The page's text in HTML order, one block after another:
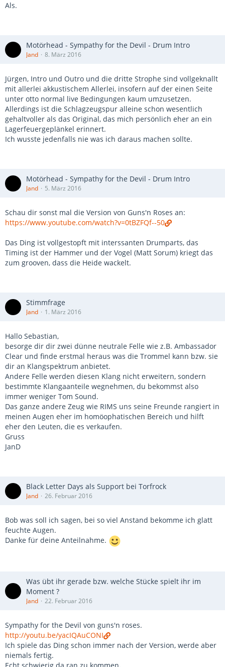
Als.
Motörhead - Sympathy for the Devil - Drum Intro
Jand 8. März 2016
Jürgen, Intro und Outro und die dritte Strophe sind vollgeknallt
mit allerlei akkustischem Allerlei, insofern auf der einen Seite
unter otto normal live Bedingungen kaum umzusetzen.
Allerdings ist die Schlagzeugspur alleine schon wesentlich
gehaltvoller als das Original, das mich persönlich eher an ein
Lagerfeuergeplänkel erinnert.
Ich wusste jedenfalls nie was ich daraus machen sollte.
Motörhead - Sympathy for the Devil - Drum Intro
Jand 5. März 2016
Schau dir sonst mal die Version von Guns'n Roses an:
https://www.youtube.com/watch?v=0tBZFQf--50
Das Ding ist vollgestopft mit interssanten Drumparts, das
Timing ist der Hammer und der Vogel (Matt Sorum) kriegt das
zum grooven, dass die Heide wackelt.
Stimmfrage
Jand 1. März 2016
Hallo Sebastian,
besorge dir dir zwei dünne neutrale Felle wie z.B. Ambassador
Clear und finde erstmal heraus was die Trommel kann bzw. sie
dir an Klangspektrum anbietet.
Andere Felle werden diesen Klang nicht erweitern, sondern
bestimmte Klangaanteile wegnehmen, du bekommst also
immer weniger Tom Sound.
Das ganze andere Zeug wie RIMS uns seine Freunde rangiert in
meinen Augen eher im homöophatischen Bereich und hilft
eher den Leuten, die es verkaufen.
Gruss
JanD
Black Letter Days als Support bei Torfrock
Jand 26. Februar 2016
Bob was soll ich sagen, bei so viel Anstand bekomme ich glatt
feuchte Augen.
Danke für deine Anteilnahme.
Was übt ihr gerade bzw. welche Stücke spielt ihr im
Moment ?
Jand 22. Februar 2016
Sympathy for the Devil von guns'n roses.
http://youtu.be/yacIQAuCONI
Ich spiele das Ding schon immer nach der Version, werde aber
niemals fertig.